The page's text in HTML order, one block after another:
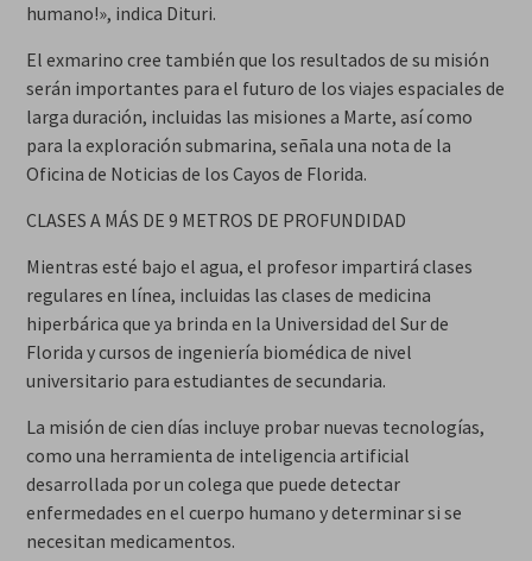
humano!», indica Dituri.
El exmarino cree también que los resultados de su misión
serán importantes para el futuro de los viajes espaciales de
larga duración, incluidas las misiones a Marte, así como
para la exploración submarina, señala una nota de la
Oficina de Noticias de los Cayos de Florida.
CLASES A MÁS DE 9 METROS DE PROFUNDIDAD
Mientras esté bajo el agua, el profesor impartirá clases
regulares en línea, incluidas las clases de medicina
hiperbárica que ya brinda en la Universidad del Sur de
Florida y cursos de ingeniería biomédica de nivel
universitario para estudiantes de secundaria.
La misión de cien días incluye probar nuevas tecnologías,
como una herramienta de inteligencia artificial
desarrollada por un colega que puede detectar
enfermedades en el cuerpo humano y determinar si se
necesitan medicamentos.